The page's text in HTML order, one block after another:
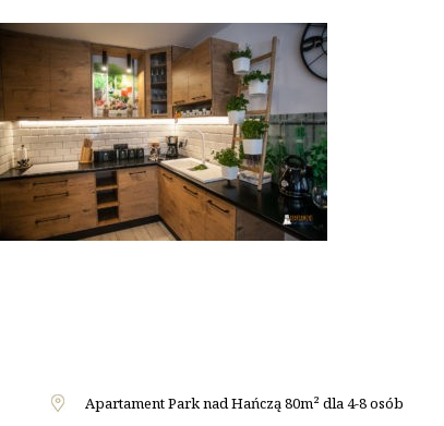
Apartament Park nad Hańczą 80m² dla 4-8 osób